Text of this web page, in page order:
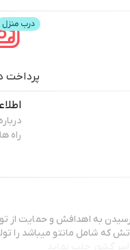
پرداخت
راه
کرده و برای رسیدن به اهدافش و
کشور جلب نماید